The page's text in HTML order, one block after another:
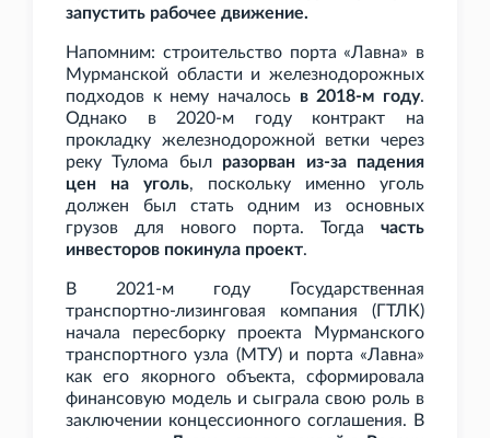
запустить рабочее движение.
Напомним: строительство порта «Лавна» в
Мурманской области и железнодорожных
подходов к нему началось в 2018-м году.
Однако в 2020-м году контракт на
прокладку железнодорожной ветки через
реку Тулома был разорван из-за падения
цен на уголь, поскольку именно уголь
должен был стать одним из основных
грузов для нового порта. Тогда часть
инвесторов покинула проект.
В 2021-м году Государственная
транспортно-лизинговая компания (ГТЛК)
начала пересборку проекта Мурманского
транспортного узла (МТУ) и порта «Лавна»
как его якорного объекта, сформировала
финансовую модель и сыграла свою роль в
заключении концессионного соглашения. В